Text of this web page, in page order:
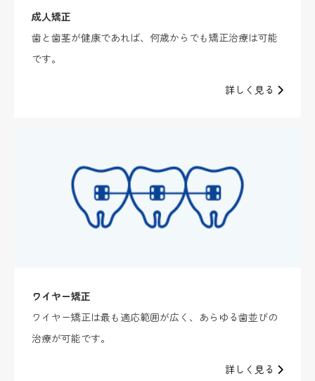
成人矯正
歯と歯茎が健康であれば、何歳からでも矯正治療は可能
です。
詳しく見る
ワイヤー矯正
ワイヤー矯正は最も適応範囲が広く、あらゆる歯並びの
治療が可能です。
詳しく見る